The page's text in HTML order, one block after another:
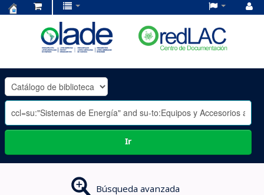
OLADE
-
Ir
Búsqueda avanzada